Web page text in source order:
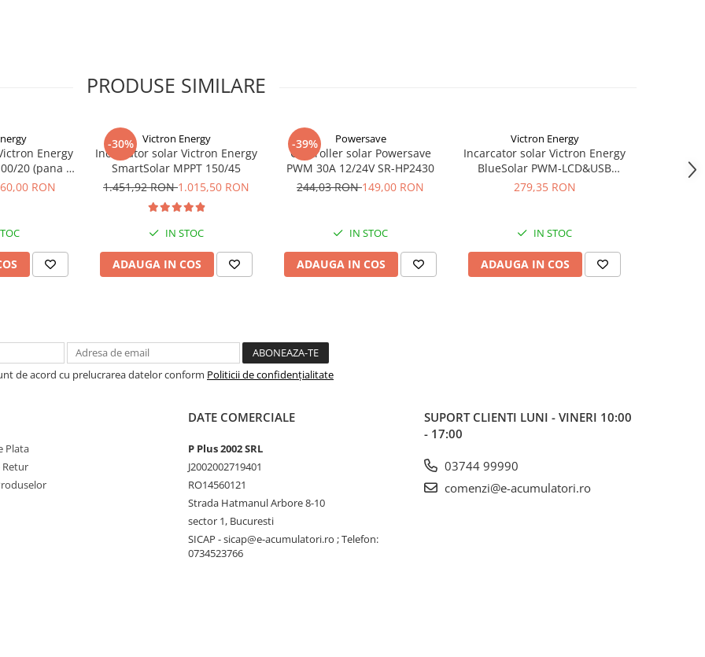
colectata pentru
Bluetooth si asocierea
prin
internet de Management
gratuite.
este posibil sa puteti
cauzata de
la care MPPT-
în fiecare zi. Daca nu
acest lucru.
mentine starea
PRODUSE SIMILARE
Energy
20 (pana la
RON
-30% Victron Energy
Incarcator solar Victron Energy
SmartSolar MPPT 150/45
1.451,92 RON1.015,50 RON
IN STOC
ADAUGA IN COS
-39% Powersave
Controller solar Powersave
PWM 30A 12/24V SR-HP2430
244,03 RON149,00 RON
IN STOC
ADAUGA IN COS
Victron Energy
Incarcator solar Victron Energy
BlueSolar PWM-LCD&USB
12/24V-30A
279,35 RON
IN STOC
ADAUGA IN COS
de acord cu prelucrarea datelor conform Politicii de confidențialitate
Plata
Retur
DATE COMERCIALE
P Plus 2002 SRL
J2002002719401
RO14560121
Strada Hatmanul Arbore 8-10
sector 1, Bucuresti
SICAP - sicap@e-acumulatori.ro ; Telefon:
0734523766
SUPORT CLIENTI LUNI - VINERI 10:00
- 17:00
03744 99990
comenzi@e-acumulatori.ro